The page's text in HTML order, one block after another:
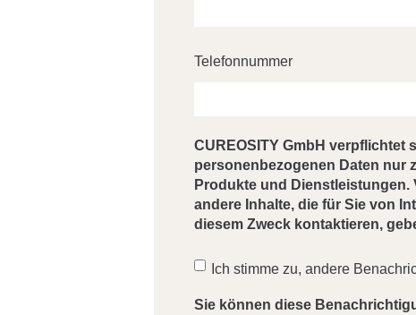
Telefonnummer
CUREOSITY GmbH verpflichtet
personenbezogenen Daten nur
Produkte und
andere Inhalte, die für Sie von
diesem Zweck kontaktieren,
Ich stimme zu, andere
Sie können diese